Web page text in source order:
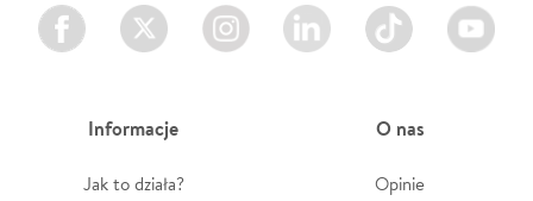
Facebook Twitter Instagram LinkedIn TikTok Youtube
Informacje
Jak to działa?
O nas
Opinie